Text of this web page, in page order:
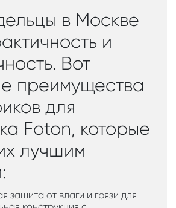
в Москве
и
Вот
преимущества
для
Foton, которые
лучшим
защита от влаги и грязи для